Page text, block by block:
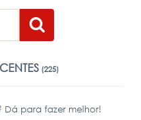
(225)
Dá para fazer melhor!